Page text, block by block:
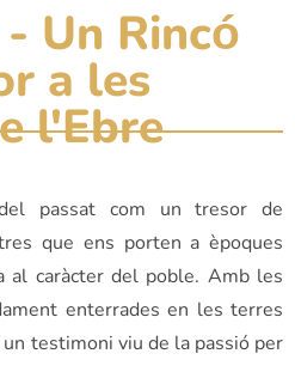
Un Rincó́
a les
l'Ebre
passat com un tresor de
que ens porten a èpoques
al caràcter del poble. Amb les
enterrades en les terres
testimoni viu de la passió per